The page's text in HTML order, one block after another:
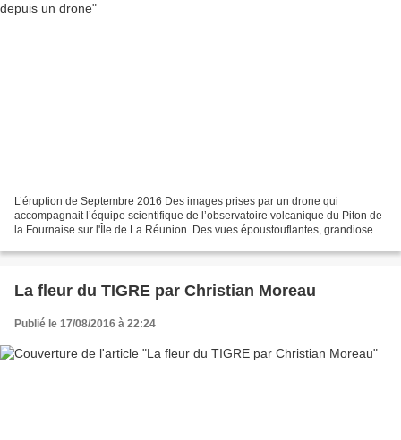
L’éruption de Septembre 2016 Des images prises par un drone qui
accompagnait l’équipe scientifique de l’observatoire volcanique du Piton de
la Fournaise sur l'Île de La Réunion. Des vues époustouflantes, grandioses,
La fleur du TIGRE par Christian Moreau
Publié le 17/08/2016 à 22:24